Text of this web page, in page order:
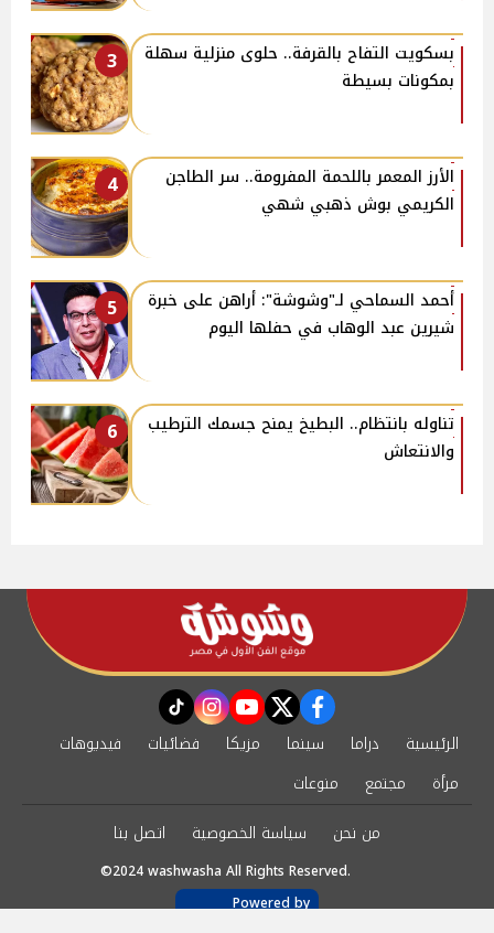
3
بسكويت التفاح بالقرفة.. حلوى منزلية سهلة
بمكونات بسيطة
4
الأرز المعمر باللحمة المفرومة.. سر الطاجن
الكريمي بوش ذهبي شهي
5
أحمد السماحي لـ"وشوشة": أراهن على خبرة
شيرين عبد الوهاب في حفلها اليوم
6
تناوله بانتظام.. البطيخ يمنح جسمك الترطيب
والانتعاش
facebook
twitter
youtube
instagram
tiktok
الرئيسية دراما سينما مزيكا فضائيات
فيديوهات
مرأة
مجتمع
منوعات
من نحن
سياسة الخصوصية اتصل بنا
©2024 washwasha All Rights Reserved.
Powered by